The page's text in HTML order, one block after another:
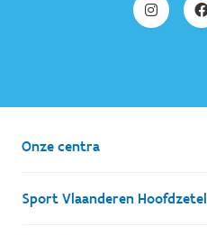
Onze centra
Sport Vlaanderen Hoofdzetel